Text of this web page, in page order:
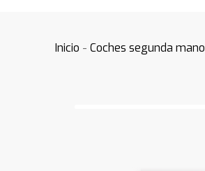
Inicio -Coches segunda mano